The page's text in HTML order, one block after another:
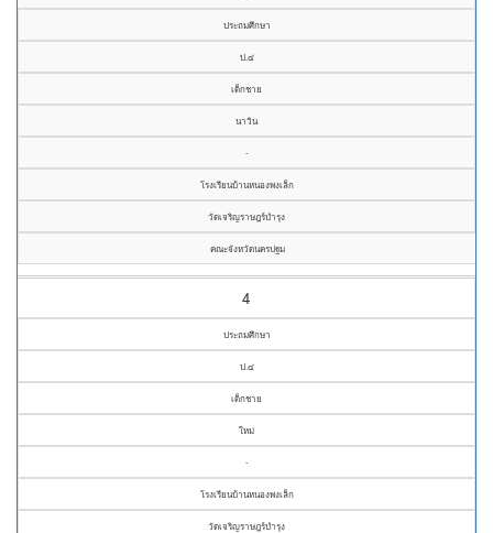
ประถมศึกษา
ป.๔
เด็กชาย
นาวิน
-
โรงเรียนบ้านหนองพงเล็ก
วัดเจริญราษฎร์บำรุง
คณะจังหวัดนครปฐม
4
ประถมศึกษา
ป.๔
เด็กชาย
ใหม่
-
โรงเรียนบ้านหนองพงเล็ก
วัดเจริญราษฎร์บำรุง